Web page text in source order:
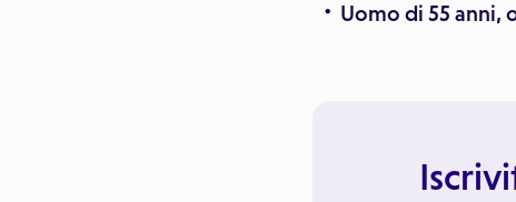
Uomo di 55 anni,